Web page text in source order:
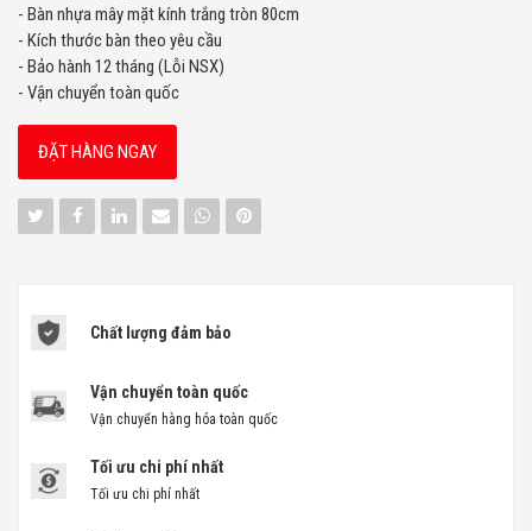
- Bàn nhựa mây mặt kính trắng tròn 80cm
- Kích thước bàn theo yêu cầu
- Bảo hành 12 tháng (Lỗi NSX)
- Vận chuyển toàn quốc
ĐẶT HÀNG NGAY
Chất lượng đảm bảo
Vận chuyển toàn quốc
Vận chuyển hàng hóa toàn quốc
Tối ưu chi phí nhất
Tối ưu chi phí nhất